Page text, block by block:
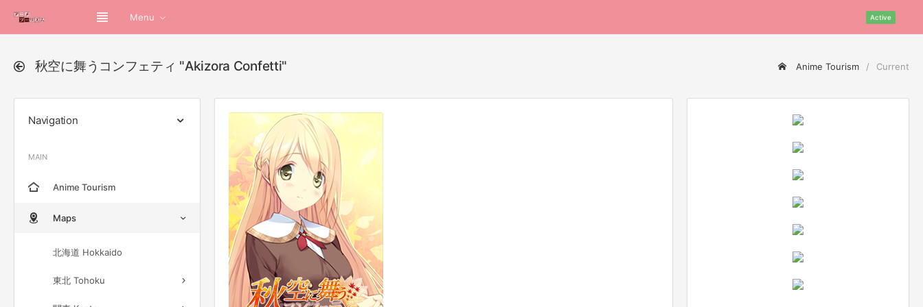
Menu Active
秋空に舞うコンフェティ "Akizora Confetti" Anime Tourism Current
Navigation
MAIN
Anime Tourism
Maps
北海道 Hokkaido
東北 Tohoku